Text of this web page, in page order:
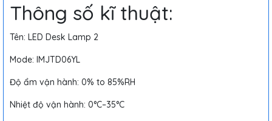
Thông số kĩ thuật:
Tên: LED Desk Lamp 2
Mode: lMJTD06YL
Độ ẩm vận hành: 0% to 85%RH
Nhiệt độ vận hành: 0°C–35°C